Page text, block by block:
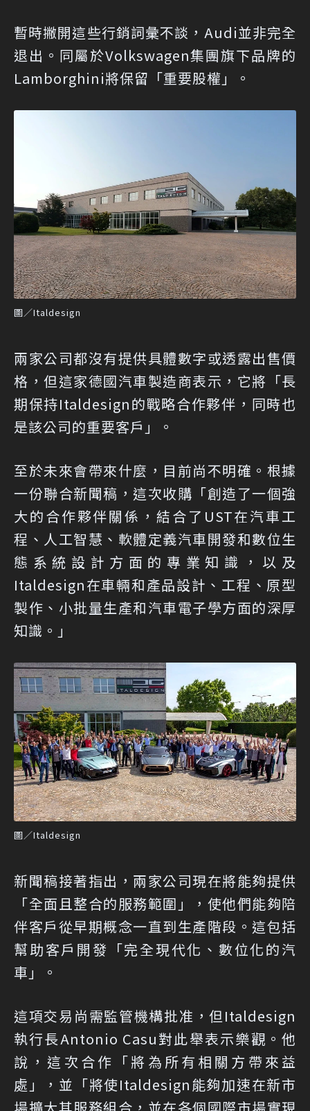
暫時撇開這些行銷詞彙不談，Audi並非完全
退出。同屬於Volkswagen集團旗下品牌的
Lamborghini將保留「重要股權」。
圖／Italdesign
兩家公司都沒有提供具體數字或透露出售價
格，但這家德國汽車製造商表示，它將「長
期保持Italdesign的戰略合作夥伴，同時也
是該公司的重要客戶」。
至於未來會帶來什麼，目前尚不明確。根據
一份聯合新聞稿，這次收購「創造了一個強
大的合作夥伴關係，結合了UST在汽車工
程、人工智慧、軟體定義汽車開發和數位生
態系統設計方面的專業知識，以及
Italdesign在車輛和產品設計、工程、原型
製作、小批量生產和汽車電子學方面的深厚
知識。」
圖／Italdesign
新聞稿接著指出，兩家公司現在將能夠提供
「全面且整合的服務範圍」，使他們能夠陪
伴客戶從早期概念一直到生產階段。這包括
幫助客戶開發「完全現代化、數位化的汽
車」。
這項交易尚需監管機構批准，但Italdesign
執行長Antonio Casu對此舉表示樂觀。他
說，這次合作「將為所有相關方帶來益
處」，並「將使Italdesign能夠加速在新市